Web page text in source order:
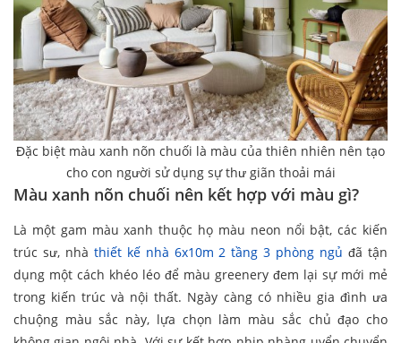
Đặc biệt màu xanh nõn chuối là màu của thiên nhiên nên tạo
cho con người sử dụng sự thư giãn thoải mái
Màu xanh nõn chuối nên kết hợp với màu gì?
Là một gam màu xanh thuộc họ màu neon nổi bật, các kiến
trúc sư, nhà thiết kế nhà 6x10m 2 tầng 3 phòng ngủ đã tận
dụng một cách khéo léo để màu greenery đem lại sự mới mẻ
trong kiến trúc và nội thất. Ngày càng có nhiều gia đình ưa
chuộng màu sắc này, lựa chọn làm màu sắc chủ đạo cho